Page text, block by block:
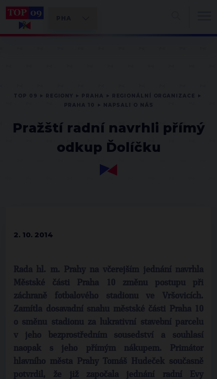
Pražští radní navrhli přímý
odkup Ďolíčku
2. 10. 2014
Rada hl. m. Prahy na včerejším jednání navrhla
Městské části Praha 10 změnu postupu při
záchraně fotbalového stadionu ve Vršovicích.
Zamítla dosavadní snahu městské části Praha 10
o směnu stadionu za lukrativní stavební parcelu
v jeho bezprostředním sousedství a souhlasí
naopak s jeho přímým nákupem. Primátor
hlavního města Prahy Tomáš Hudeček současně
potvrdil, že již započala jednání radní Evy